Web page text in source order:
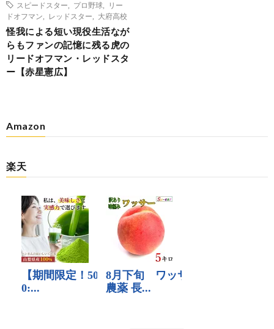
スピードスター
プロ野球
リー
ドオフマン
レッドスター 大府高校
怪我による短い現役生活なが
らもファンの記憶に残る虎の
リードオフマン・レッドスタ
ー【赤星憲広】
Amazon
楽天